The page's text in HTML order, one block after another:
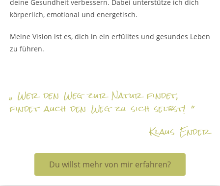
deine Gesundheit verbessern. Dabei unterstütze ich dich
körperlich, emotional und energetisch.
Meine Vision ist es, dich in ein erfülltes und gesundes Leben
zu führen.
„ Wer den Weg zur Natur findet,
findet auch den Weg zu sich selbst! “
Klaus Ender
Du willst mehr von mir erfahren?